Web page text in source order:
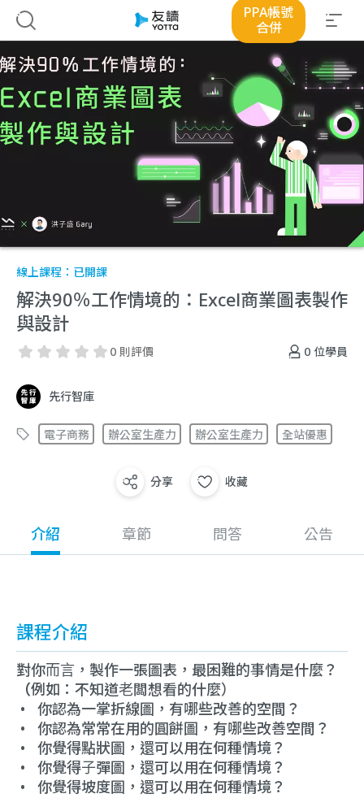
PPA帳號
合併
線上課程： 已開課
解決90％工作情境的：Excel商業圖表製作
與設計
0 位學員
0 則評價
先行智庫
電子商務 辦公室生產力 辦公室生產力 全站優惠
分享 收藏
介紹 章節 問答 公告
課程介紹
對你⽽⾔，製作⼀張圖表，最困難的事情是什麼？
（例如：不知道⽼闆想看的什麼）
• 你認為一掌折線圖，有哪些改善的空間？
• 你認為常常在用的圓餅圖，有哪些改善空間？
• 你覺得點狀圖，還可以⽤在何種情境？
• 你覺得⼦彈圖，還可以⽤在何種情境？
• 你覺得坡度圖，還可以⽤在何種情境？